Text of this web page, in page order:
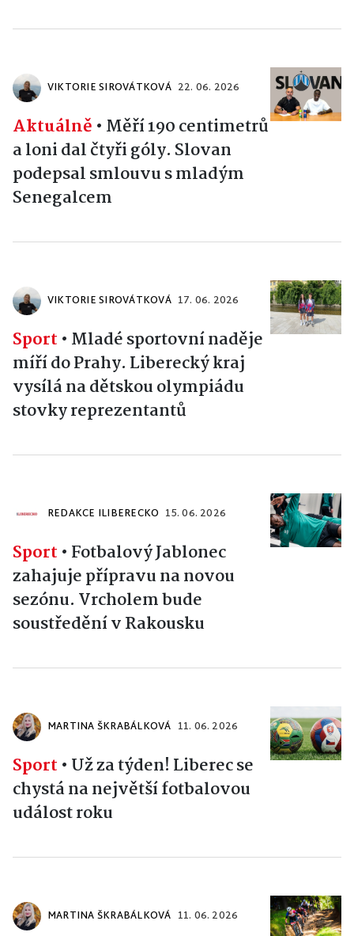
VIKTORIE SIROVÁTKOVÁ 22. 06. 2026
Aktuálně • Měří 190 centimetrů
a loni dal čtyři góly. Slovan
podepsal smlouvu s mladým
Senegalcem
VIKTORIE SIROVÁTKOVÁ 17. 06. 2026
Sport • Mladé sportovní naděje
míří do Prahy. Liberecký kraj
vysílá na dětskou olympiádu
stovky reprezentantů
REDAKCE ILIBERECKO 15. 06. 2026
Sport • Fotbalový Jablonec
zahajuje přípravu na novou
sezónu. Vrcholem bude
soustředění v Rakousku
MARTINA ŠKRABÁLKOVÁ 11. 06. 2026
Sport • Už za týden! Liberec se
chystá na největší fotbalovou
událost roku
MARTINA ŠKRABÁLKOVÁ 11. 06. 2026